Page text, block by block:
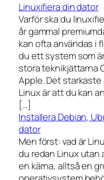
Linuxifiera din dator
Varför ska du
år gammal
kan ofta användas i
du ett system som
stora teknikjättarna
Apple. Det
Linux är att du kan
[…]
Installera Debian,
dator
Men först: vad är
du redan Linux utan
en kärna, alltså en